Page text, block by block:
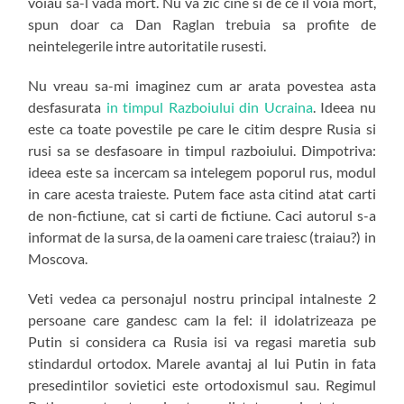
spun doar ca Dan Raglan trebuia sa profite de
neintelegerile intre autoritatile rusesti.
Nu vreau sa-mi imaginez cum ar arata povestea asta
desfasurata in timpul Razboiului din Ucraina. Ideea nu
este ca toate povestile pe care le citim despre Rusia si
rusi sa se desfasoare in timpul razboiului. Dimpotriva:
ideea este sa incercam sa intelegem poporul rus, modul
in care acesta traieste. Putem face asta citind atat carti
de non-fictiune, cat si carti de fictiune. Caci autorul s-a
informat de la sursa, de la oameni care traiesc (traiau?) in
Moscova.
Veti vedea ca personajul nostru principal intalneste 2
persoane care gandesc cam la fel: il idolatrizeaza pe
Putin si considera ca Rusia isi va regasi maretia sub
stindardul ortodox. Marele avantaj al lui Putin in fata
presedintilor sovietici este ortodoxismul sau. Regimul